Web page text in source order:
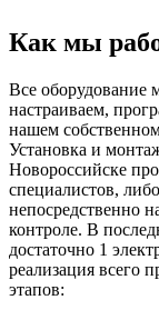
Как мы
Все оборудование
настраиваем,
нашем
Установка и
Новороссийске
специалистов,
непосредственно
контроле. В
достаточно 1
реализация всего
этапов: